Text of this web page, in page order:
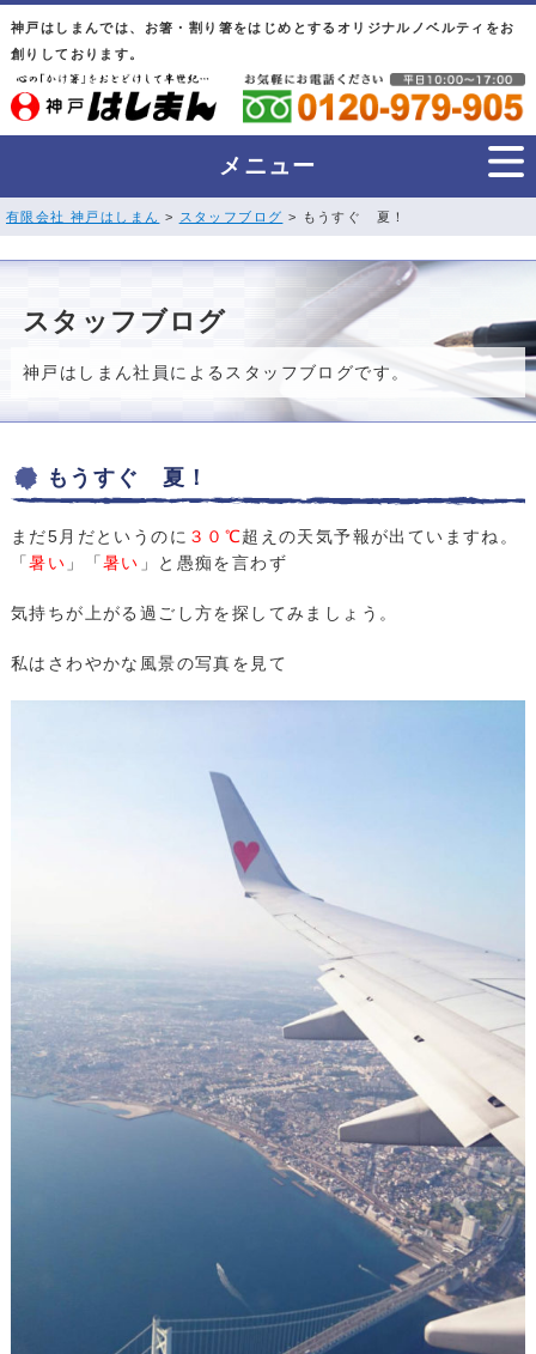
神戸はしまんでは、お箸・割り箸をはじめとするオリジナルノベルティをお
創りしております。
メニュー
有限会社 神戸はしまん > スタッフブログ > もうすぐ 夏！
スタッフブログ
神戸はしまん社員によるスタッフブログです。
もうすぐ 夏！
まだ5月だというのに ３０℃超えの天気予報が出ていますね。
「暑い 」「暑い 」と愚痴を言わず
気持ちが上がる過ごし方を探してみましょう。
私はさわやかな風景の写真を見て